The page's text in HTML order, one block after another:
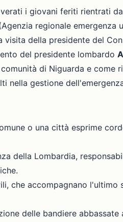
i giovani feriti rientrati
regionale emergenza
visita della presidente del
del presidente lombardo
di Niguarda e come
nella gestione
o una città esprime
della Lombardia,
che accompagnano
delle bandiere